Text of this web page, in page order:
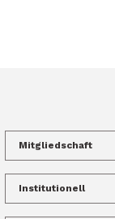
Mitgliedschaft
Institutionell